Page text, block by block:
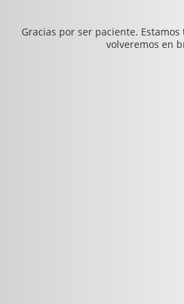
Gracias por ser paciente.
volveremos en